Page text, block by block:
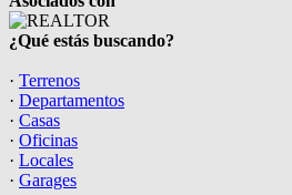
¿Qué estás buscando?
· Terrenos
· Departamentos
· Casas
· Oficinas
· Locales
· Garages